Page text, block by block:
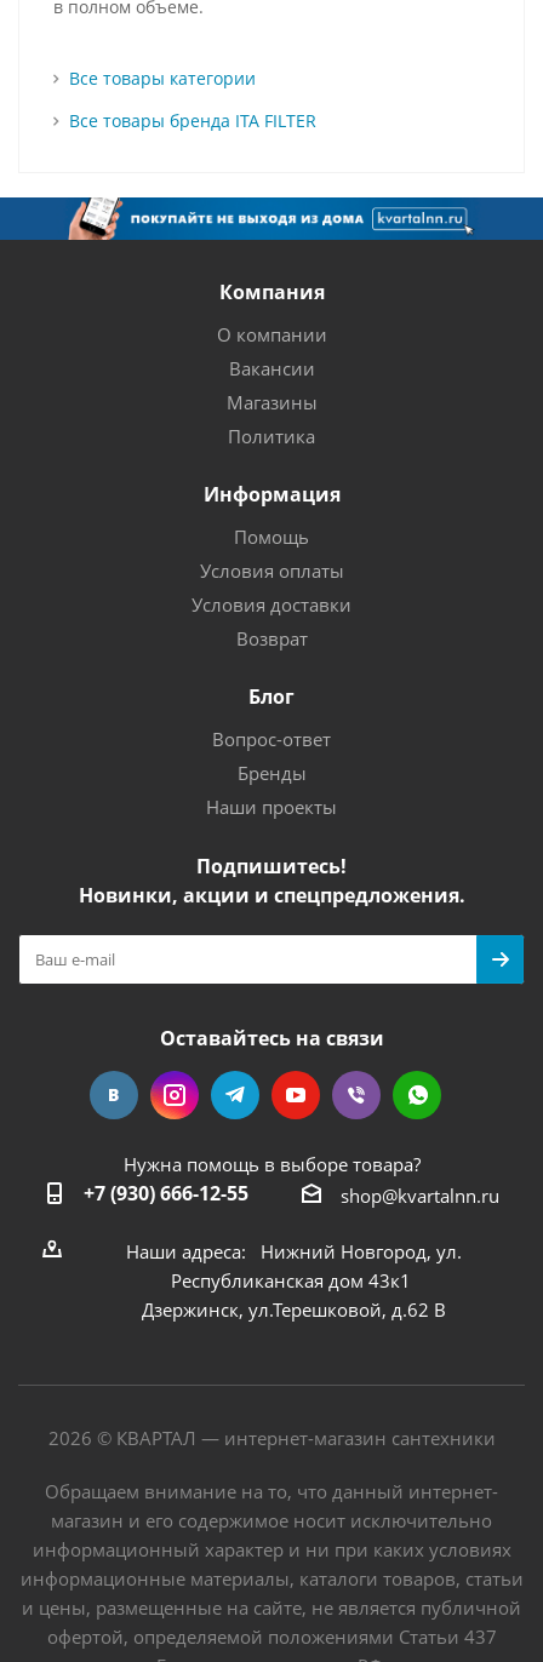
в полном объеме.
Все товары категории
Все товары бренда ITA FILTER
Компания
О компании
Вакансии
Магазины
Политика
Информация
Помощь
Условия оплаты
Условия доставки
Возврат
Блог
Вопрос-ответ
Бренды
Наши проекты
Подпишитесь!
Новинки, акции и спецпредложения.
Оставайтесь на связи
Нужна помощь в выборе товара?
+7 (930) 666-12-55 shop@kvartalnn.ru
Наши адреса: Нижний Новгород, ул.
Республиканская дом 43к1
Дзержинск, ул.Терешковой, д.62 В
2026 © КВАРТАЛ — интернет-магазин сантехники
Обращаем внимание на то, что данный интернет-
магазин и его содержимое носит исключительно
информационный характер и ни при каких условиях
информационные материалы, каталоги товаров, статьи
и цены, размещенные на сайте, не является публичной
офертой, определяемой положениями Статьи 437